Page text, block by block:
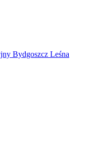
Bydgoszcz Leśna